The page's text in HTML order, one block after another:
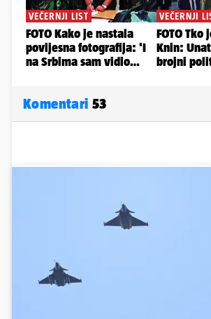
Komentari 53